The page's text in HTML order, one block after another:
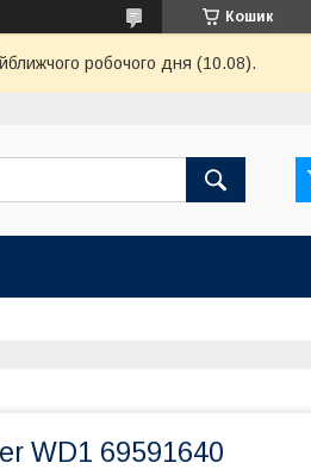
Кошик
робочого дня (10.08).
WD1 69591640